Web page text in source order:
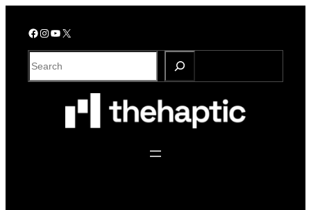
Facebook InstagramYouTube X
S
e